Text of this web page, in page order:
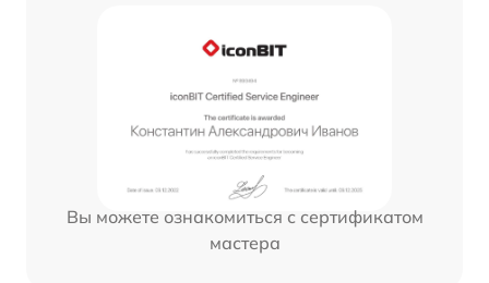
Вы можете ознакомиться с сертификатом
мастера